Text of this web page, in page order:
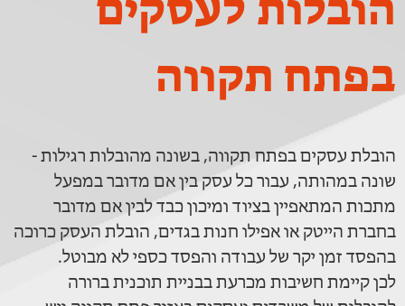
הובלות לעסקים
בפתח תקווה
הובלת עסקים בפתח תקווה, בשונה מהובלות רגילות -
שונה במהותה, עבור כל עסק בין אם מדובר במפעל
מתכות המתאפיין בציוד ומיכון כבד לבין אם מדובר
בחברת הייטק או אפילו חנות בגדים, הובלת העסק כרוכה
בהפסד זמן יקר של עבודה והפסד כספי לא מבוטל.
לכן קיימת חשיבות מכרעת בבניית תוכנית ברורה